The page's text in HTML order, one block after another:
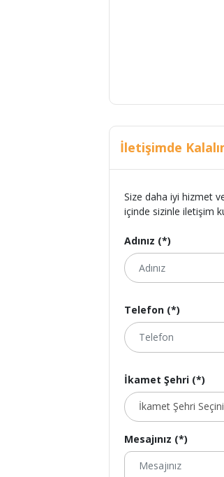
İletişimde
Size daha iyi hizmet
içinde sizinle iletişim
Adınız (*)
Telefon (*)
İkamet Şehri (*)
Mesajınız (*)